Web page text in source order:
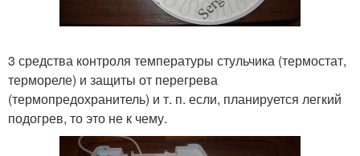
3 средства контроля температуры стульчика (термостат,
термореле) и защиты от перегрева
(термопредохранитель) и т. п. если, планируется легкий
подогрев, то это не к чему.